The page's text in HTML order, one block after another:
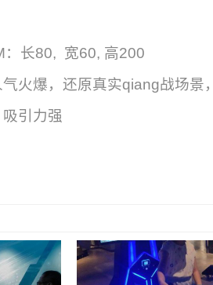
：长80, 宽60, 高200
火爆，还原真实qiang战场景
引力强